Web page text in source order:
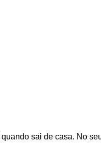
sai de casa. No